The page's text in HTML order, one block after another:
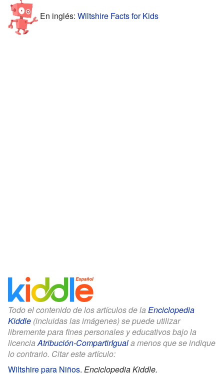
En inglés: Wiltshire Facts for Kids
Todo el contenido de los artículos de la Enciclopedia
Kiddle (incluidas las imágenes) se puede utilizar
libremente para fines personales y educativos bajo la
licenciaAtribución-CompartirIguala menos que se indique
lo contrario. Citar este artículo:
Wiltshire para Niños. Enciclopedia Kiddle.